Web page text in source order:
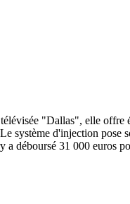
"Dallas", elle offre
système d'injection pose
déboursé 31 000 euros